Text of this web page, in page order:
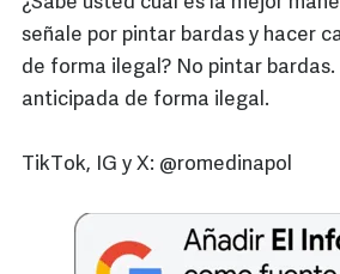
señale por pintar bardas y hacer
de forma ilegal? No pintar
anticipada de forma ilegal.
TikTok, IG y X: @romedinapol